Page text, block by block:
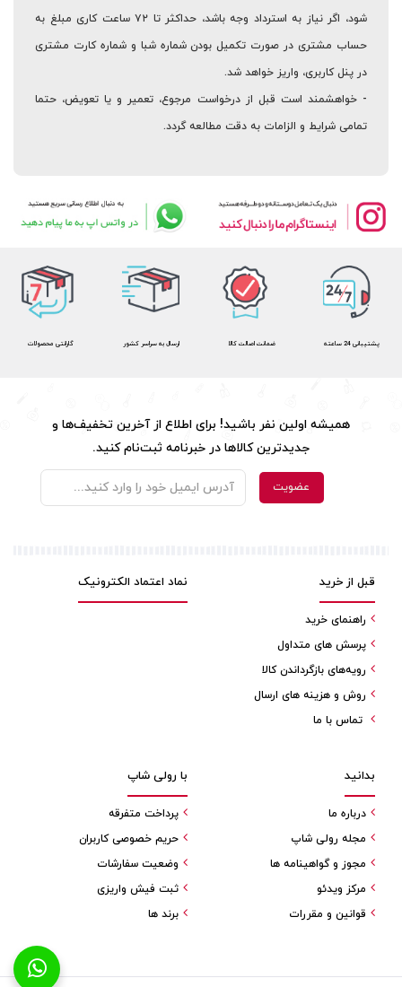
شود، اگر نیاز به استرداد وجه باشد، حداکثر تا ۷۲ ساعت کاری
مبلغ به
حساب مشتری در صورت تکمیل بودن شماره شبا و شماره کارت مشتری
در پنل کاربری، واریز خواهد شد.
- خواهشمند است قبل از درخواست مرجوع، تعمیر و یا تعویض، حتما
تمامی شرایط و الزامات به دقت مطالعه گردد.
گارانتی محصولات ارسال به سراسر کشور ضمانت اصالت کالا پشتیبانی 24 ساعته
همیشه اولین نفر باشید! برای اطلاع از آخرین تخفیف‌ها و
جدیدترین کالاها در خبرنامه ثبت‌نام کنید.
نماد اعتماد الکترونیک قبل از خرید
راهنمای خرید
پرسش های متداول
رویه‌های بازگرداندن کالا
روش و هزینه های ارسال
تماس با ما
با رولی شاپ
پرداخت متفرقه
حریم خصوصی کاربران
وضعیت سفارشات
ثبت فیش واریزی
برند ها
بدانید
درباره ما
مجله رولی شاپ
مجوز و گواهینامه ها
مرکز ویدئو
قوانین و مقررات